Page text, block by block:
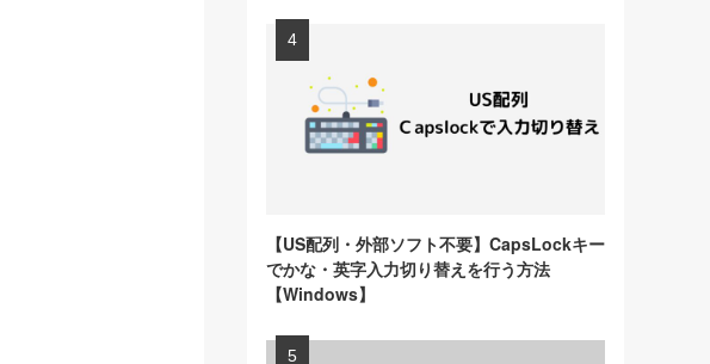
【US配列・外部ソフト不要】CapsLockキー
でかな・英字入力切り替えを行う方法
【Windows】